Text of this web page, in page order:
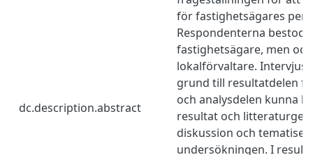
dc.description.abstract
för fastighetsägares
Respondenterna bestod
fastighetsägare, men
lokalförvaltare.
grund till resultatdelen
och analysdelen kunna
resultat och
diskussion och
undersökningen. I